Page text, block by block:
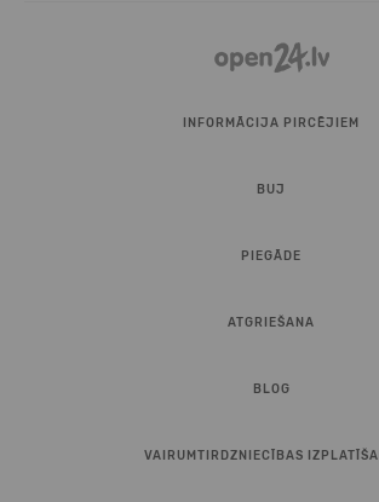
INFORMĀCIJA PIRCĒJIEM
BUJ
PIEGĀDE
ATGRIEŠANA
BLOG
VAIRUMTIRDZNIECĪBAS